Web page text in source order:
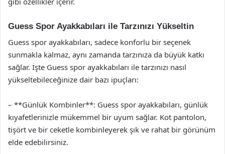
Guess Spor Ayakkabıları ile Tarzınızı Yükseltin
Guess spor ayakkabıları, sadece konforlu bir seçenek
sunmakla kalmaz, aynı zamanda tarzınıza da büyük katkı
sağlar. İşte Guess spor ayakkabıları ile tarzınızı nasıl
yükseltebileceğinize dair bazı ipuçları:
– **Günlük Kombinler**: Guess spor ayakkabıları, günlük
kıyafetlerinizle mükemmel bir uyum sağlar. Kot pantolon,
tişört ve bir ceketle kombinleyerek şık ve rahat bir görünüm
elde edebilirsiniz.